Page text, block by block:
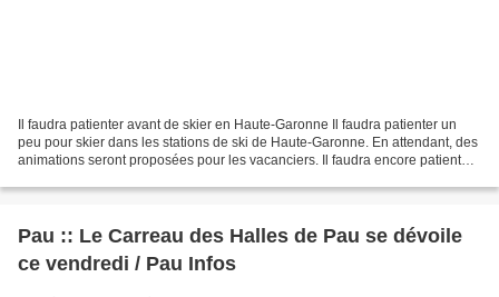
Il faudra patienter avant de skier en Haute-Garonne Il faudra patienter un
peu pour skier dans les stations de ski de Haute-Garonne. En attendant, des
animations seront proposées pour les vacanciers. Il faudra encore patienter
Pau :: Le Carreau des Halles de Pau se dévoile
ce vendredi / Pau Infos